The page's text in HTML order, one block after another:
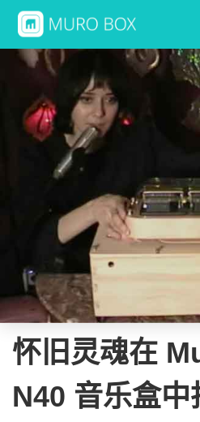
怀旧灵魂在
N40 音乐盒